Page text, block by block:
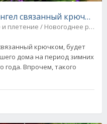
связанный крючком
Вязание и плетение / Новогоднее
крючком, будет
дома на период зимних
года. Впрочем, такого